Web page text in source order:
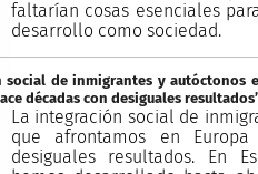
faltarían cosas esenciales
desarrollo como sociedad.
social de inmigrantes y autóctonos
décadas con desiguales
La integración social de
que afrontamos en
desiguales resultados. En